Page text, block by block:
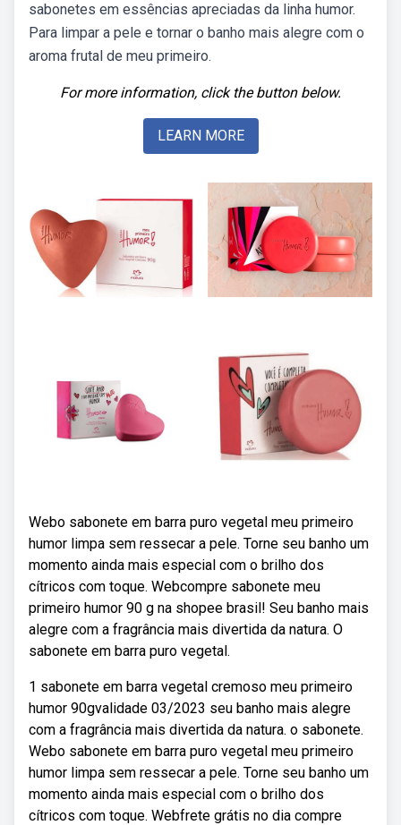
sabonetes em essências apreciadas da linha humor.
Para limpar a pele e tornar o banho mais alegre com o
aroma frutal de meu primeiro.
For more information, click the button below.
LEARN MORE
Webo sabonete em barra puro vegetal meu primeiro
humor limpa sem ressecar a pele. Torne seu banho um
momento ainda mais especial com o brilho dos
cítricos com toque. Webcompre sabonete meu
primeiro humor 90 g na shopee brasil! Seu banho mais
alegre com a fragrância mais divertida da natura. O
sabonete em barra puro vegetal.
1 sabonete em barra vegetal cremoso meu primeiro
humor 90gvalidade 03/2023 seu banho mais alegre
com a fragrância mais divertida da natura. o sabonete.
Webo sabonete em barra puro vegetal meu primeiro
humor limpa sem ressecar a pele. Torne seu banho um
momento ainda mais especial com o brilho dos
cítricos com toque. Webfrete grátis no dia compre